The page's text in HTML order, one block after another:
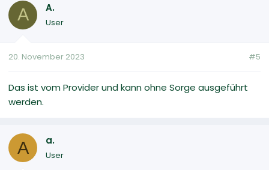
A A.
User
20. November 2023 #5
Das ist vom Provider und kann ohne Sorge ausgeführt
werden.
A a.
User